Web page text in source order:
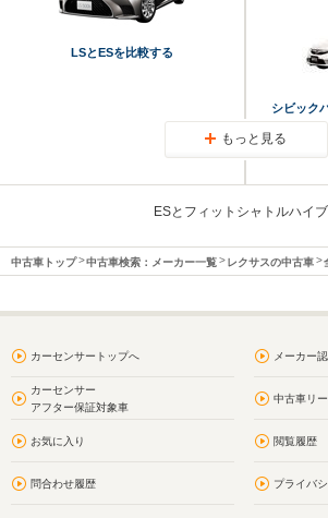
LSとESを比較する
シビック
ャトル
もっと見る
ESとフィットシャトルハイ
中古車トップ 中古車検索：メーカー一覧 レクサスの中古車
カーセンサートップへ メーカー
カーセンサー
アフター保証対象車
中古車リ
お気に入り 閲覧履歴
問合わせ履歴 プライバ